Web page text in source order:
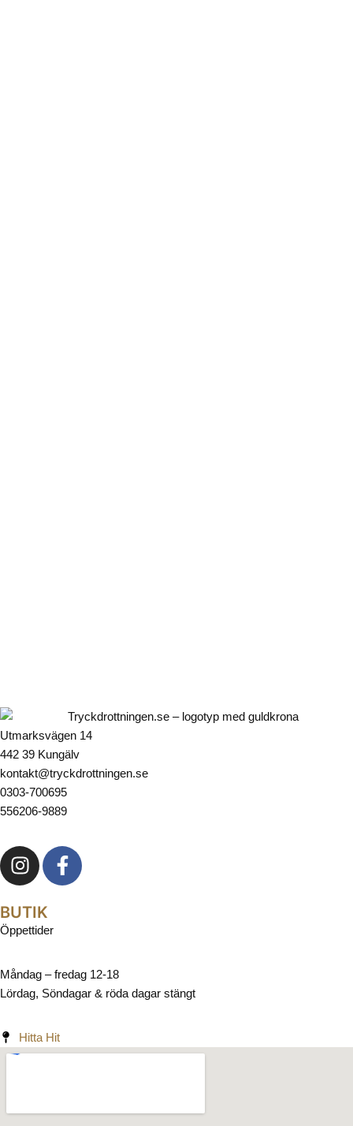
Utmarksvägen 14
442 39 Kungälv
kontakt@tryckdrottningen.se
0303-700695
556206-9889
BUTIK
Öppettider
Måndag – fredag 12-18
Lördag, Söndagar & röda dagar stängt
Hitta Hit